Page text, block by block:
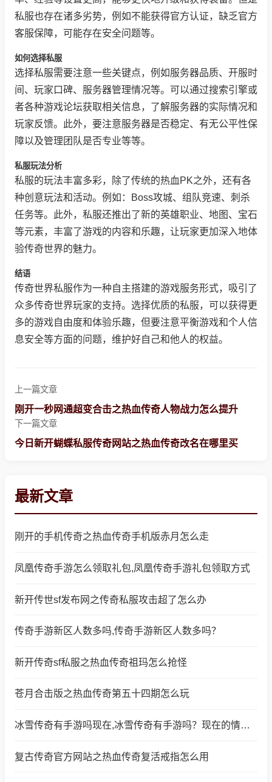
私服也存在诸多劣势，例如不能获得官方认证，缺乏官方
客服保障，可能存在安全问题等。
如何选择私服
选择私服需要注意一些关键点，例如服务器品质、开服时
间、玩家口碑、服务器管理情况等。可以通过搜索引擎或
者各种游戏论坛获取相关信息，了解服务器的实际情况和
玩家反馈。此外，要注意服务器是否稳定、有无公平性保
障以及管理团队是否专业等等。
私服玩法分析
私服的玩法丰富多彩，除了传统的热血PK之外，还有各
种创意玩法和活动。例如：Boss攻城、组队竞速、刺杀
任务等。此外，私服还推出了新的英雄职业、地图、宝石
等元素，丰富了游戏的内容和乐趣，让玩家更加深入地体
验传奇世界的魅力。
结语
传奇世界私服作为一种自主搭建的游戏服务形式，吸引了
众多传奇世界玩家的支持。选择优质的私服，可以获得更
多的游戏自由度和体验乐趣，但要注意平衡游戏和个人信
息安全等方面的问题，维护好自己和他人的权益。
上一篇文章
刚开一秒网通超变合击之热血传奇人物战力怎么提升
下一篇文章
今日新开蝴蝶私服传奇网站之热血传奇改名在哪里买
最新文章
刚开的手机传奇之热血传奇手机版赤月怎么走
凤凰传奇手游怎么领取礼包,凤凰传奇手游礼包领取方式
新开传世sf发布网之传奇私服攻击超了怎么办
传奇手游新区人数多吗,传奇手游新区人数多吗？
新开传奇sf私服之热血传奇祖玛怎么抢怪
苍月合击版之热血传奇第五十四期怎么玩
冰雪传奇有手游吗现在,冰雪传奇有手游吗？现在的情况怎么样？
复古传奇官方网站之热血传奇复活戒指怎么用